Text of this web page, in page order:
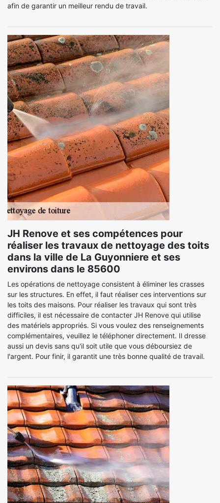
afin de garantir un meilleur rendu de travail.
JH Renove et ses compétences pour
réaliser les travaux de nettoyage des toits
dans la ville de La Guyonniere et ses
environs dans le 85600
Les opérations de nettoyage consistent à éliminer les crasses
sur les structures. En effet, il faut réaliser ces interventions sur
les toits des maisons. Pour réaliser les travaux qui sont très
difficiles, il est nécessaire de contacter JH Renove qui utilise
des matériels appropriés. Si vous voulez des renseignements
complémentaires, veuillez le téléphoner directement. Il dresse
aussi un devis sans qu'il soit utile que vous déboursiez de
l'argent. Pour finir, il garantit une très bonne qualité de travail.